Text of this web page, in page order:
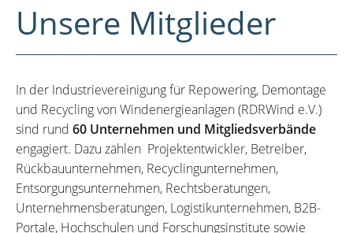
Unsere Mitglieder
In der Industrievereinigung für Repowering, Demontage
und Recycling von Windenergieanlagen (RDRWind e.V.)
sind rund 60 Unternehmen und Mitgliedsverbände
engagiert. Dazu zählen Projektentwickler, Betreiber,
Rückbauunternehmen, Recyclingunternehmen,
Entsorgungsunternehmen, Rechtsberatungen,
Unternehmensberatungen, Logistikunternehmen, B2B-
Portale, Hochschulen und Forschungsinstitute sowie